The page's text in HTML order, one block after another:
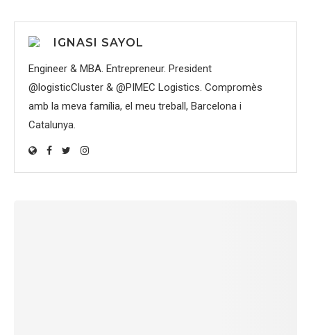
IGNASI SAYOL
Engineer & MBA. Entrepreneur. President
@logisticCluster & @PIMEC Logistics. Compromès
amb la meva família, el meu treball, Barcelona i
Catalunya.